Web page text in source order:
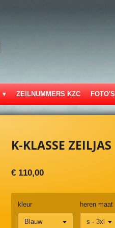
ZEILNUMMERS KZC FOTO'S
K-KLASSE ZEILJAS
€ 110,00
kleur heren maat